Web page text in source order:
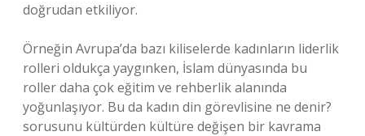
doğrudan etkiliyor.
Örneğin Avrupa’da bazı kiliselerde kadınların liderlik
rolleri oldukça yaygınken, İslam dünyasında bu
roller daha çok eğitim ve rehberlik alanında
yoğunlaşıyor. Bu da kadın din görevlisine ne denir?
sorusunu kültürden kültüre değişen bir kavrama